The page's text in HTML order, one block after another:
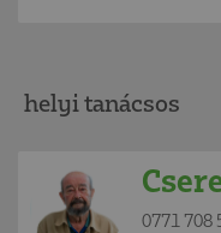
helyi tanácsos
0771 708